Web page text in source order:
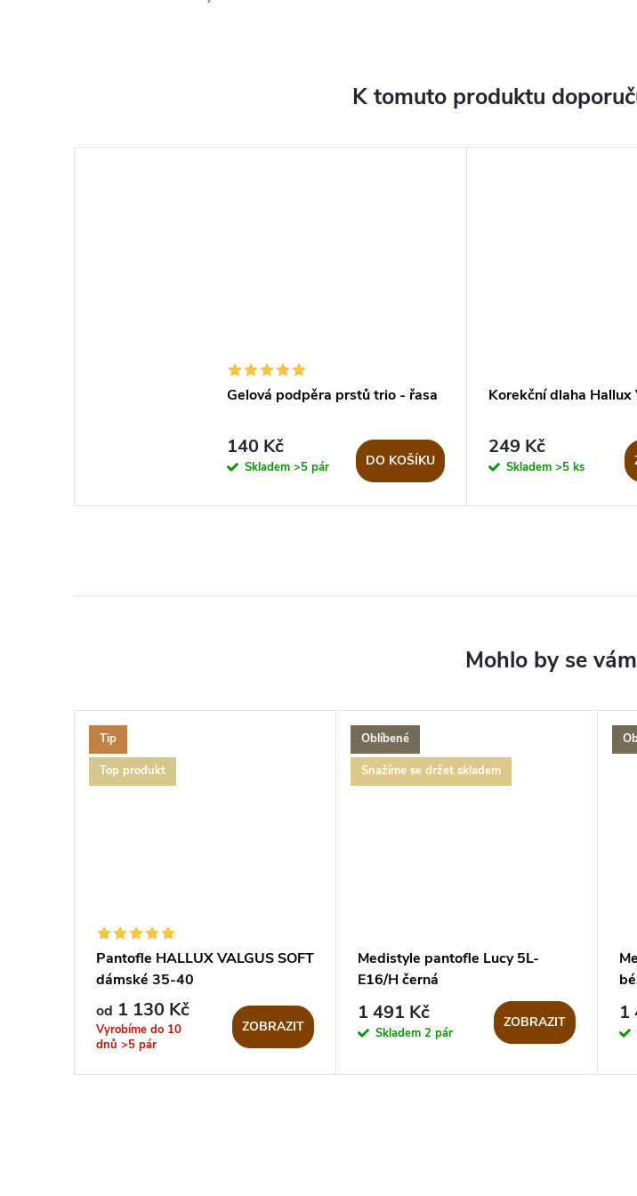
K tomuto produktu
Gelová podpěra prstů trio - řasa
140 Kč
Skladem >5 pár DO KOŠÍKU
Korekční dlaha Hallux
249 Kč
Skladem >5 ks
Tip
Top produkt
Pantofle HALLUX VALGUS SOFT
dámské 35-40
od 1 130 Kč
Vyrobíme do 10
dnů >5 pár
ZOBRAZIT
Oblíbené
Snažíme se držet skladem
Medistyle pantofle Lucy 5L-
E16/H černá
1 491 Kč
Skladem 2 pár
ZOBRAZIT 1